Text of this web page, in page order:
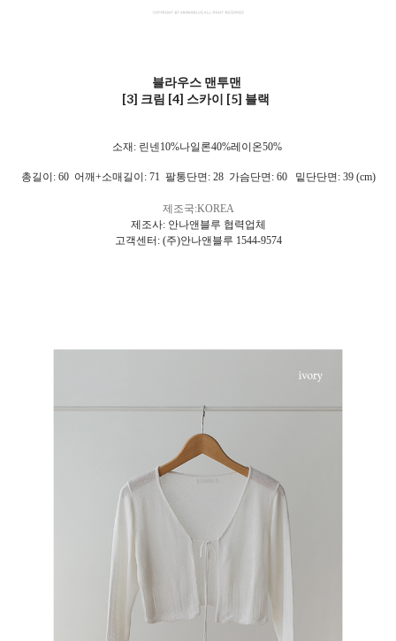
블라우스 맨투맨
[3] 크림 [4] 스카이 [5] 블랙
소재: 린넨10%나일론40%레이온50%
총길이: 60 어깨+소매길이: 71 팔통단면: 28 가슴단면: 60 밑단단면: 39 (cm)
제조국:KOREA
제조사: 안나앤블루 협력업체
고객센터: (주)안나앤블루 1544-9574